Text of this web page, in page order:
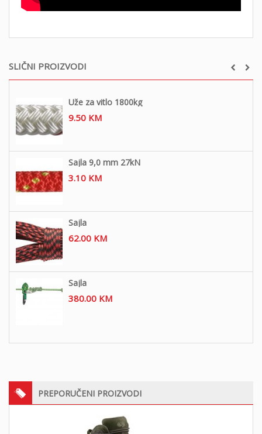
SLIČNI PROIZVODI
Uže za vitlo 1800kg
9.50 KM
Sajla 9,0 mm 27kN
3.10 KM
Sajla
62.00 KM
Sajla
380.00 KM
PREPORUČENI PROIZVODI